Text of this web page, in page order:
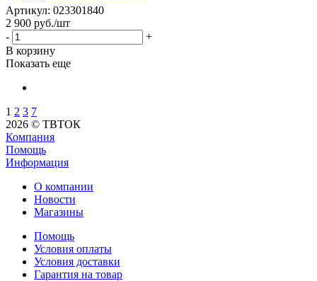
Артикул: 023301840
2 900 руб./шт
-
+
В корзину
Показать еще
1 2 3 7
2026 © ТВТОК
Компания
Помощь
Информация
О компании
Новости
Магазины
Помощь
Условия оплаты
Условия доставки
Гарантия на товар